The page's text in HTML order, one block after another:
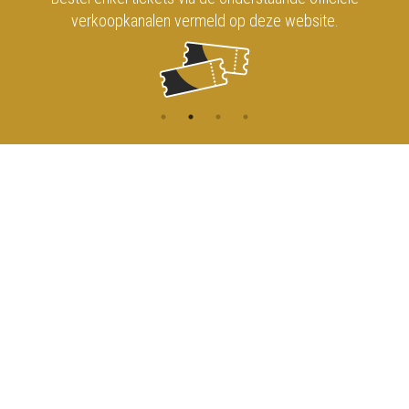
verkoopkanalen vermeld op deze website.